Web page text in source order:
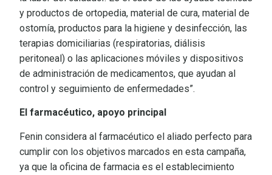
y productos de ortopedia, material de cura, material de
ostomía, productos para la higiene y desinfección, las
terapias domiciliarias (respiratorias, diálisis
peritoneal) o las aplicaciones móviles y dispositivos
de administración de medicamentos, que ayudan al
control y seguimiento de enfermedades”.
El farmacéutico, apoyo principal
Fenin considera al farmacéutico el aliado perfecto para
cumplir con los objetivos marcados en esta campaña,
ya que la oficina de farmacia es el establecimiento